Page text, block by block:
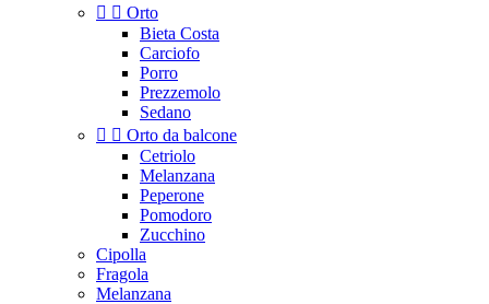
  Orto
Bieta Costa
Carciofo
Porro
Prezzemolo
Sedano
  Orto da balcone
Cetriolo
Melanzana
Peperone
Pomodoro
Zucchino
Cipolla
Fragola
Melanzana